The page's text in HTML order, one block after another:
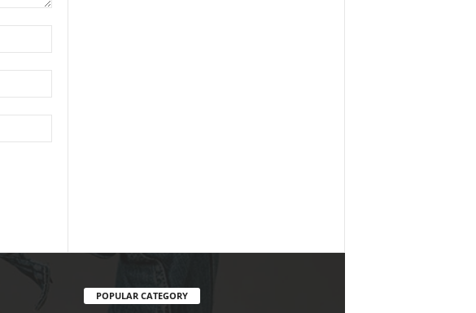
POPULAR CATEGORY